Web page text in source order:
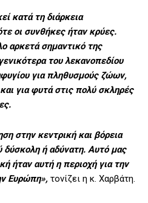
κατά τη διάρκεια
οι συνθήκες ήταν κρύες.
αρκετά σημαντικό της
του λεκανοπεδίου
για πληθυσμούς ζώων,
για φυτά στις πολύ σκληρές
στην κεντρική και βόρεια
ή αδύνατη. Αυτό μας
ήταν αυτή η περιοχή για την
Ευρώπη», τονίζει η κ. Χαρβάτη.